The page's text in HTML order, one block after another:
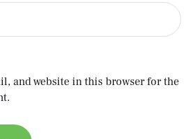
and website in this browser for the